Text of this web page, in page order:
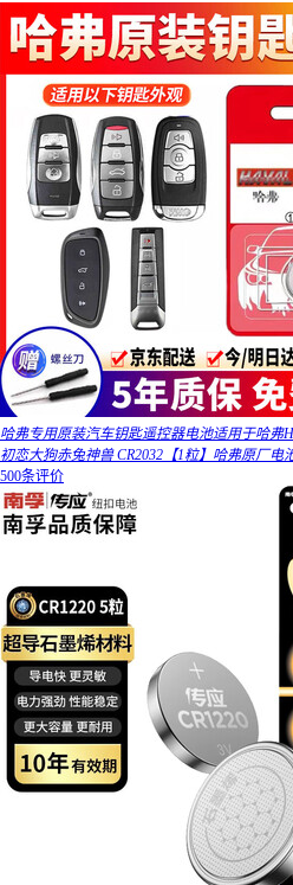
哈弗专用原装汽车钥匙遥控器电池适用于哈弗
初恋大狗赤兔神兽 CR2032【1粒】哈弗原厂电
500条评价